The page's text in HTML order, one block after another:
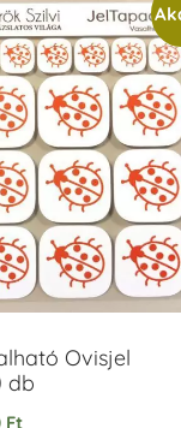
Ovisjel
db
Ft